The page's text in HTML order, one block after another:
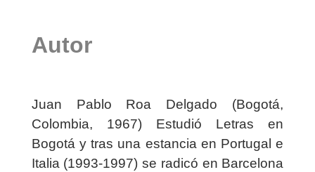
Autor
Juan Pablo Roa Delgado (Bogotá,
Colombia, 1967) Estudió Letras en
Bogotá y tras una estancia en Portugal e
Italia (1993-1997) se radicó en Barcelona